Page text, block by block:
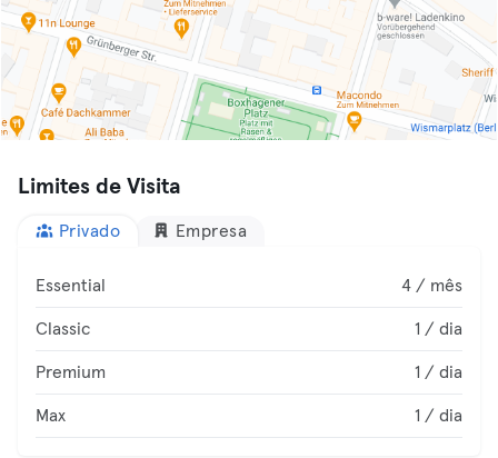
Limites de Visita
Privado Empresa
Essential 4 / mês
Classic 1 / dia
Premium 1 / dia
Max 1 / dia